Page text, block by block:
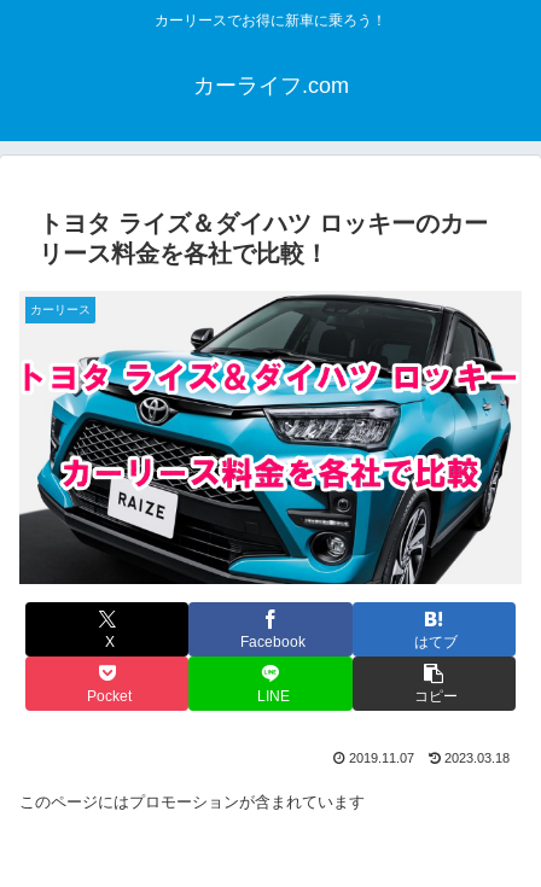
カーリースでお得に新車に乗ろう！
カーライフ.com
トヨタ ライズ＆ダイハツ ロッキーのカー
リース料金を各社で比較！
カーリース
X Facebook はてブ
Pocket LINE コピー
2019.11.07 2023.03.18
このページにはプロモーションが含まれています